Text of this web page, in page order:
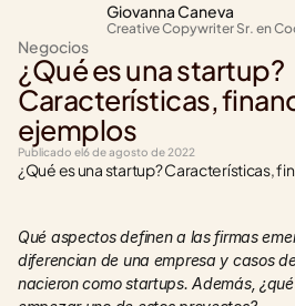
Giovanna Caneva
Creative Copywriter Sr. en
Negocios
¿Qué es una startup?
Características,
ejemplos
Publicado el6 de agosto de 2022
¿Qué es una startup? Características,
Qué aspectos definen a las firmas
diferencian de una empresa y casos
nacieron como startups. Además,